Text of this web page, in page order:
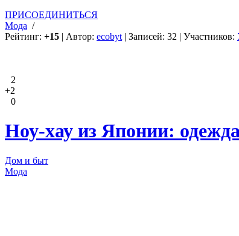
ПРИСОЕДИНИТЬСЯ
Мода /
Рейтинг: +15 | Автор: ecobyt | Записей: 32 | Участников:
2
+2
0
Ноу-хау из Японии:
Дом и быт
Мода